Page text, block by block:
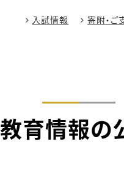
入試情報 寄附・ご
教育情報の